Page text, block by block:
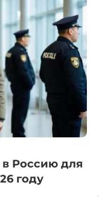
в Россию для
году